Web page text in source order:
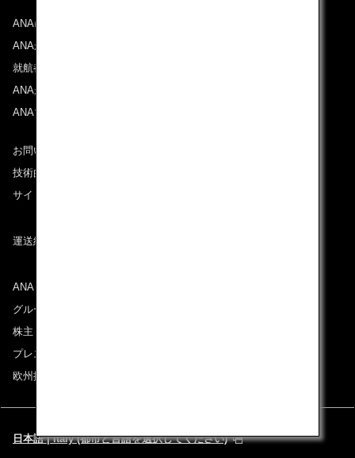
ANAについて
ANAからのお知らせ
就航都市
ANAがお約束する体験
ANAマイレージクラブ
お問い合わせ
技術的なお問い合わせ（推奨環境）
サイトマップ
運送約款
ANAグループについて
グループ企業一覧
株主・投資家情報
プレスリリース
欧州採用情報
日本語 | Italy (都市と言語を選択してください)